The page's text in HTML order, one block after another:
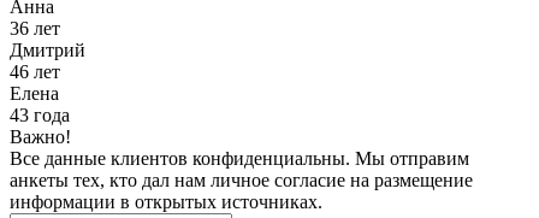
Анна
36 лет
Дмитрий
46 лет
Елена
43 года
Важно!
Все данные клиентов конфиденциальны. Мы отправим
анкеты тех, кто дал нам личное согласие на размещение
информации в открытых источниках.